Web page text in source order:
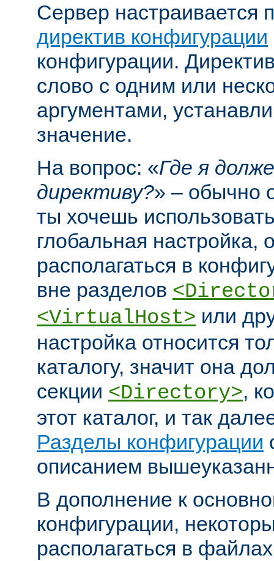
Сервер настраивается
директив конфигурации
конфигурации.
слово с одним или
аргументами,
значение.
На вопрос: «Где я
директиву?» – обычно
ты хочешь
глобальная настройка,
располагаться в
вне разделов
<VirtualHost> или
настройка относится
каталогу, значит она
секции <Directory>,
этот каталог, и так
Разделы конфигурации
описанием
В дополнение к
конфигурации,
располагаться в